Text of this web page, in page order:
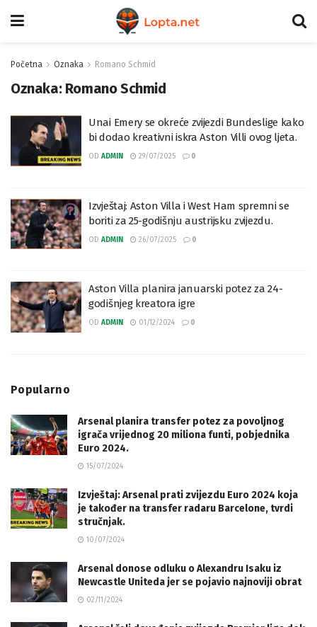
Početna Oznaka Romano Schmid
Oznaka: Romano Schmid
Unai Emery se okreće zvijezdi Bundeslige kako
bi dodao kreativni iskra Aston Villi ovog ljeta.
OD ADMIN 29/07/2025 0
Izvještaj: Aston Villa i West Ham spremni se
boriti za 25-godišnju austrijsku zvijezdu.
OD ADMIN 26/07/2025 0
Aston Villa planira januarski potez za 24-
godišnjeg kreatora igre
OD ADMIN 01/12/2024 0
Popularno
Arsenal planira transfer potez za povoljnog
igrača vrijednog 20 miliona funti, pobjednika
Euro 2024.
15/07/2024
Izvještaj: Arsenal prati zvijezdu Euro 2024 koja
je također na transfer radaru Barcelone, tvrdi
stručnjak.
10/07/2024
Arsenal donose odluku o Alexandru Isaku iz
Newcastle Uniteda jer se pojavio najnoviji obrat
02/11/2024